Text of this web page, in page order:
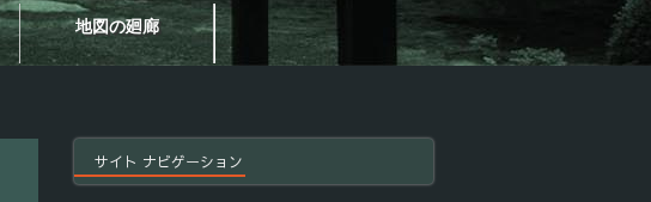
地図の廻廊
サイト ナビゲーション